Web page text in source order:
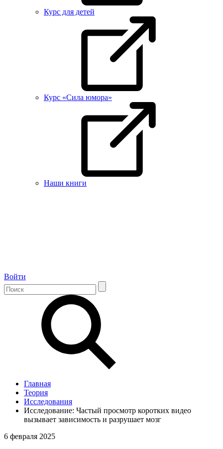
Курс для детей
Курс «Сила юмора»
Наши книги
Войти
Главная
Теория
Исследования
Исследование: Частый просмотр коротких видео
вызывает зависимость и разрушает мозг
6 февраля 2025